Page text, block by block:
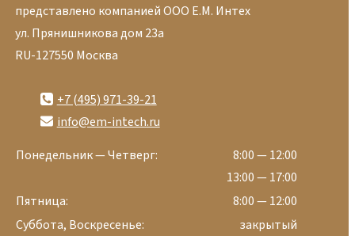
представлено компанией ООО Е.М. Интех
ул. Прянишникова дом 23а
RU-127550 Москва
+7 (495) 971-39-21
info@em-intech.ru
Понедельник — Четверг:
8:00 — 12:00
13:00 — 17:00
Пятница:
8:00 — 12:00
Суббота, Воскресенье:
закрытый